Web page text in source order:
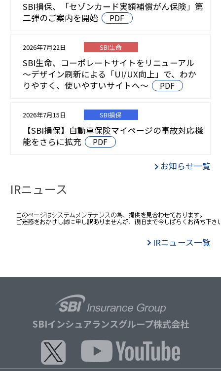
SBI損保、「セゾンカード実額補償がん保険」第
二弾のご案内を開始
PDF
2026年7月22日 SBI生命
SBI生命、コーポレートサイトをリニューアル
～デザイン刷新による「UI/UX向上」で、わか
りやすく、使いやすいサイトへ～
PDF
2026年7月15日 SBI損保
【SBI損保】自動車保険マイページの事故対応機
能をさらに拡充
PDF
お知らせ一覧
IRニュース
IRニュース一覧
SBIインシュアランスグループ株式会社